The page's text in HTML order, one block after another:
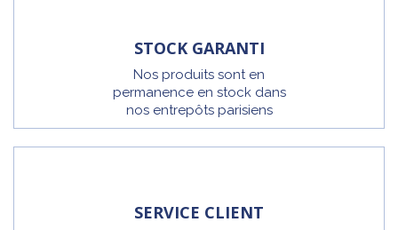
STOCK GARANTI
Nos produits sont en
permanence en stock dans
nos entrepôts parisiens
SERVICE CLIENT